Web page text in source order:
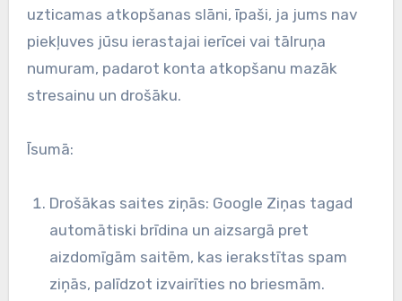
uzticamas atkopšanas slāni, īpaši, ja jums nav
piekļuves jūsu ierastajai ierīcei vai tālruņa
numuram, padarot konta atkopšanu mazāk
stresainu un drošāku.
Īsumā:
Drošākas saites ziņās: Google Ziņas tagad
automātiski brīdina un aizsargā pret
aizdomīgām saitēm, kas ierakstītas spam
ziņās, palīdzot izvairīties no briesmām.